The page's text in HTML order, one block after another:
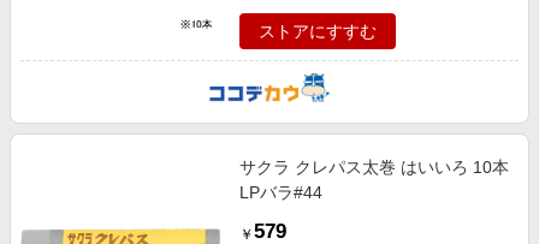
ストアにすすむ
サクラ クレパス太巻 はいいろ 10本
LPバラ#44
￥ 579